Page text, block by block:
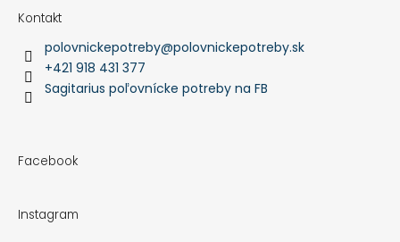
Kontakt
polovnickepotreby@polovnickepotreby.sk
+421 918 431 377
Sagitarius poľovnícke potreby na FB
Facebook
Instagram